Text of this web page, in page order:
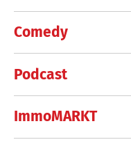
Comedy
Podcast
ImmoMARKT